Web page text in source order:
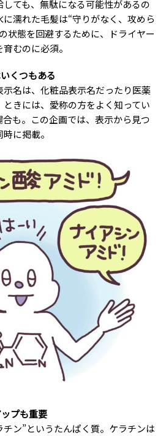
ても、無駄になる可能性があるの
濡れた毛髪は“守りがなく、攻めら
状態を回避するために、ドライヤー
むのに必須。
くつもある
名は、化粧品表示名だったり医薬
きには、愛称の方をよく知ってい
も。この企画では、表示から見つ
に掲載。
プも重要
ン”というたんぱく質。ケラチンは